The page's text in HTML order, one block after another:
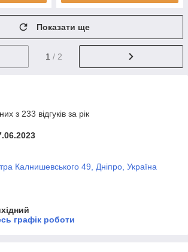
Показати ще
1 / 2
з 233 відгуків за рік
Калнишевського 49, Дніпро, Україна
графік роботи